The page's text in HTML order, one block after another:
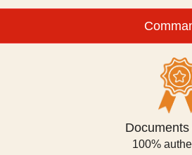
100%
Méthodes de